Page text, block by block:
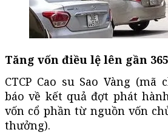
Tăng vốn điều lệ lên gần
CTCP Cao su Sao Vàng (mã
báo về kết quả đợt phát
vốn cổ phần từ nguồn vốn
thưởng).